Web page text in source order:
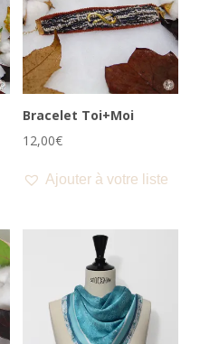
Bracelet Toi+Moi
12,00€
Ajouter à votre liste